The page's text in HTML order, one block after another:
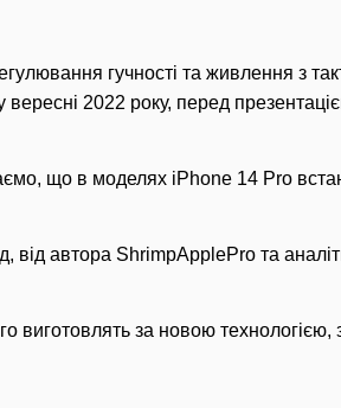
гучності та живлення з
2022 року, перед
що в моделях iPhone 14 Pro
автора ShrimpApplePro та
за новою технологією,